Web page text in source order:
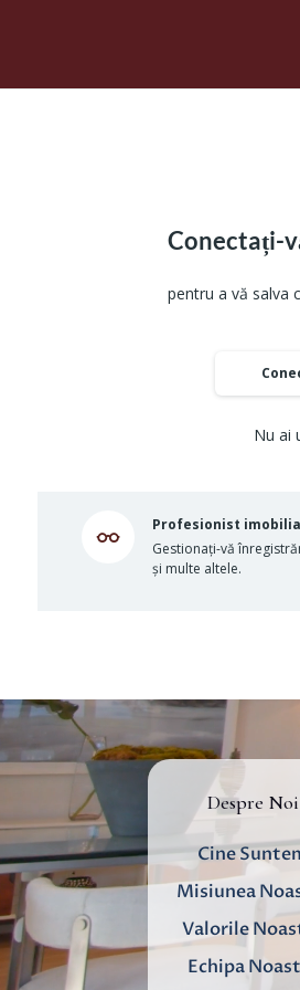
Conectați-
pentru a vă salva
Nu ai
Profesionist
Gestionați-vă
și multe altele.
Despre Noi
Cine
Misiunea
Valorile
Echipa